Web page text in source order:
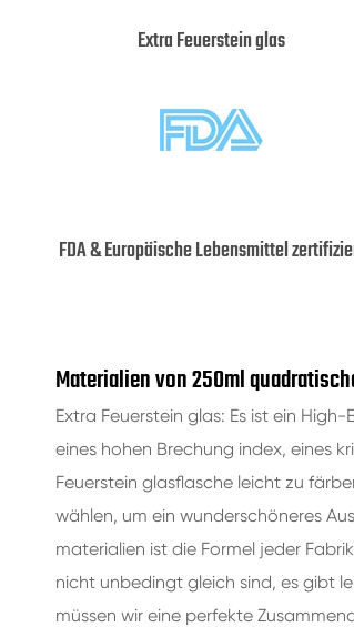
Extra Feuerstein glas
FDA & Europäische Lebensmittel
Materialien von 250ml
Extra Feuerstein glas: Es ist ein
eines hohen Brechung index, eines
Feuerstein glasflasche leicht zu
wählen, um ein wunderschöneres
materialien ist die Formel jeder
nicht unbedingt gleich sind, es gibt
müssen wir eine perfekte